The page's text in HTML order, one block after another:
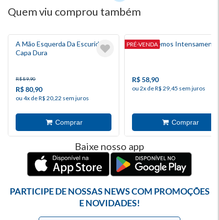
Quem viu comprou também
A Mão Esquerda Da Escuridão -
Capa Dura
R$ 89,90
R$ 80,90
ou 4x de R$ 20,22 sem juros
PRÉ-VENDA
Nós Ardemos Intensamente
R$ 58,90
ou 2x de R$ 29,45 sem juros
Baixe nosso app
PARTICIPE DE NOSSAS NEWS COM PROMOÇÕES
E NOVIDADES!